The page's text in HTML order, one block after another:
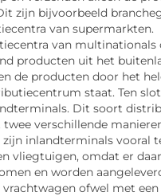
zijn bijvoorbeeld
van supermarkten.
van multinationals
producten uit het
de producten door het
staat. Ten
Dit soort
verschillende
zijn inlandterminals vooral
vliegtuigen, omdat er
en worden
vrachtwagen ofwel met